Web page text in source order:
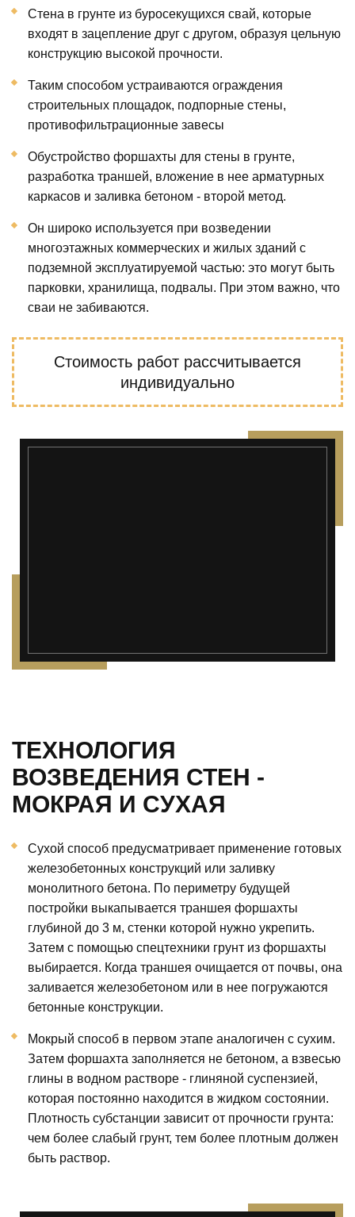
Стена в грунте из буросекущихся свай, которые
входят в зацепление друг с другом, образуя цельную
конструкцию высокой прочности.
Таким способом устраиваются ограждения
строительных площадок, подпорные стены,
противофильтрационные завесы
Обустройство форшахты для стены в грунте,
разработка траншей, вложение в нее арматурных
каркасов и заливка бетоном - второй метод.
Он широко используется при возведении
многоэтажных коммерческих и жилых зданий с
подземной эксплуатируемой частью: это могут быть
парковки, хранилища, подвалы. При этом важно, что
сваи не забиваются.
Стоимость работ рассчитывается
индивидуально
ТЕХНОЛОГИЯ
ВОЗВЕДЕНИЯ СТЕН -
МОКРАЯ И СУХАЯ
Сухой способ предусматривает применение готовых
железобетонных конструкций или заливку
монолитного бетона. По периметру будущей
постройки выкапывается траншея форшахты
глубиной до 3 м, стенки которой нужно укрепить.
Затем с помощью спецтехники грунт из форшахты
выбирается. Когда траншея очищается от почвы, она
заливается железобетоном или в нее погружаются
бетонные конструкции.
Мокрый способ в первом этапе аналогичен с сухим.
Затем форшахта заполняется не бетоном, а взвесью
глины в водном растворе - глиняной суспензией,
которая постоянно находится в жидком состоянии.
Плотность субстанции зависит от прочности грунта:
чем более слабый грунт, тем более плотным должен
быть раствор.